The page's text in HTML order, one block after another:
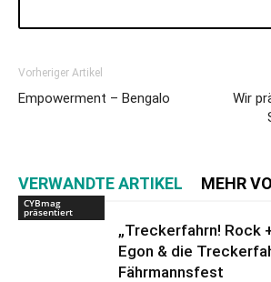
Vorheriger Artikel
Empowerment – Bengalo
Wir
VERWANDTE ARTIKEL MEHR
CYBmag
präsentiert
„Treckerfahrn! Rock
Egon & die
Fährmannsfest